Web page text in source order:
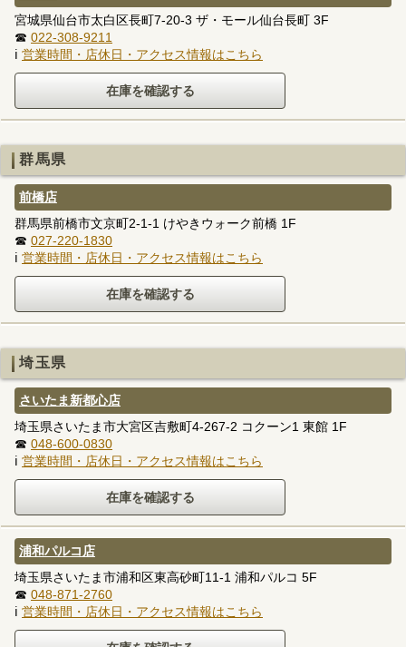
宮城県仙台市太白区長町7-20-3 ザ・モール仙台長町 3F
☎ 022-308-9211
ℹ 営業時間・店休日・アクセス情報はこちら
群馬県
前橋店
群馬県前橋市文京町2-1-1 けやきウォーク前橋 1F
☎ 027-220-1830
ℹ 営業時間・店休日・アクセス情報はこちら
埼玉県
さいたま新都心店
埼玉県さいたま市大宮区吉敷町4-267-2 コクーン1 東館 1F
☎ 048-600-0830
ℹ 営業時間・店休日・アクセス情報はこちら
浦和パルコ店
埼玉県さいたま市浦和区東高砂町11-1 浦和パルコ 5F
☎ 048-871-2760
ℹ 営業時間・店休日・アクセス情報はこちら